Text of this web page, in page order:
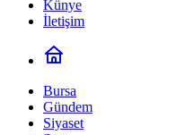
Künye
İletişim
Bursa
Gündem
Siyaset